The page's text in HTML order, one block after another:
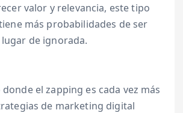
valor y relevancia, este tipo
más probabilidades de ser
de ignorada.
el zapping es cada vez más
de marketing digital